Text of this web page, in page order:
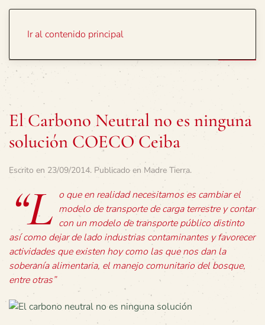
Ir al contenido principal
El Carbono Neutral no es ninguna
solución COECO Ceiba
Escrito en 23/09/2014. Publicado en Madre Tierra.
“L o que en realidad necesitamos es cambiar el
modelo de transporte de carga terrestre y contar
con un modelo de transporte público distinto
así como dejar de lado industrias contaminantes y favorecer
actividades que existen hoy como las que nos dan la
soberanía alimentaria, el manejo comunitario del bosque,
entre otras”